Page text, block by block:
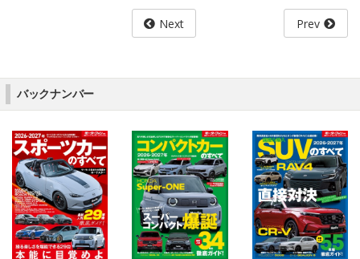
Next Prev
バックナンバー